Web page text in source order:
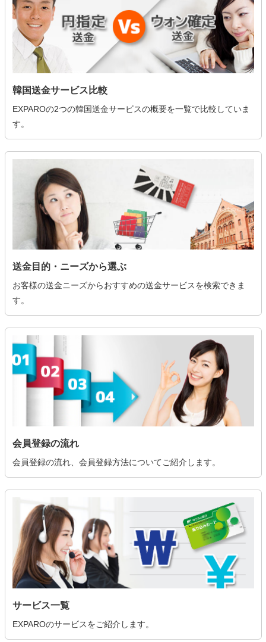
韓国送金サービス比較
EXPAROの2つの韓国送金サービスの概要を一覧で比較していま
す。
送金目的・ニーズから選ぶ
お客様の送金ニーズからおすすめの送金サービスを検索できま
す。
会員登録の流れ
会員登録の流れ、会員登録方法についてご紹介します。
サービス一覧
EXPAROのサービスをご紹介します。